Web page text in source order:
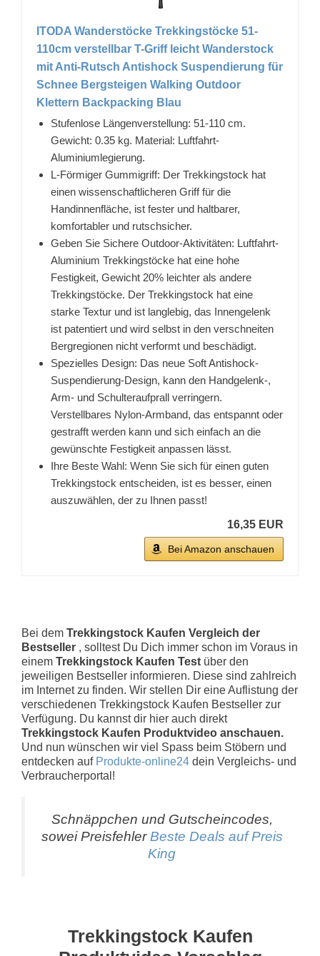
ITODA Wanderstöcke Trekkingstöcke 51-
110cm verstellbar T-Griff leicht Wanderstock
mit Anti-Rutsch Antishock Suspendierung für
Schnee Bergsteigen Walking Outdoor
Klettern Backpacking Blau
Stufenlose Längenverstellung: 51-110 cm.
Gewicht: 0.35 kg. Material: Luftfahrt-
Aluminiumlegierung.
L-Förmiger Gummigriff: Der Trekkingstock hat
einen wissenschaftlicheren Griff für die
Handinnenfläche, ist fester und haltbarer,
komfortabler und rutschsicher.
Geben Sie Sichere Outdoor-Aktivitäten: Luftfahrt-
Aluminium Trekkingstöcke hat eine hohe
Festigkeit, Gewicht 20% leichter als andere
Trekkingstöcke. Der Trekkingstock hat eine
starke Textur und ist langlebig, das Innengelenk
ist patentiert und wird selbst in den verschneiten
Bergregionen nicht verformt und beschädigt.
Spezielles Design: Das neue Soft Antishock-
Suspendierung-Design, kann den Handgelenk-,
Arm- und Schulteraufprall verringern.
Verstellbares Nylon-Armband, das entspannt oder
gestrafft werden kann und sich einfach an die
gewünschte Festigkeit anpassen lässt.
Ihre Beste Wahl: Wenn Sie sich für einen guten
Trekkingstock entscheiden, ist es besser, einen
auszuwählen, der zu Ihnen passt!
16,35 EUR
Bei Amazon anschauen
Bei dem Trekkingstock Kaufen Vergleich der
Bestseller , solltest Du Dich immer schon im Voraus in
einem Trekkingstock Kaufen Test über den
jeweiligen Bestseller informieren. Diese sind zahlreich
im Internet zu finden. Wir stellen Dir eine Auflistung der
verschiedenen Trekkingstock Kaufen Bestseller zur
Verfügung. Du kannst dir hier auch direkt
Trekkingstock Kaufen Produktvideo anschauen.
Und nun wünschen wir viel Spass beim Stöbern und
entdecken auf Produkte-online24 dein Vergleichs- und
Verbraucherportal!
Schnäppchen und Gutscheincodes,
sowei Preisfehler Beste Deals auf Preis
King
Trekkingstock Kaufen